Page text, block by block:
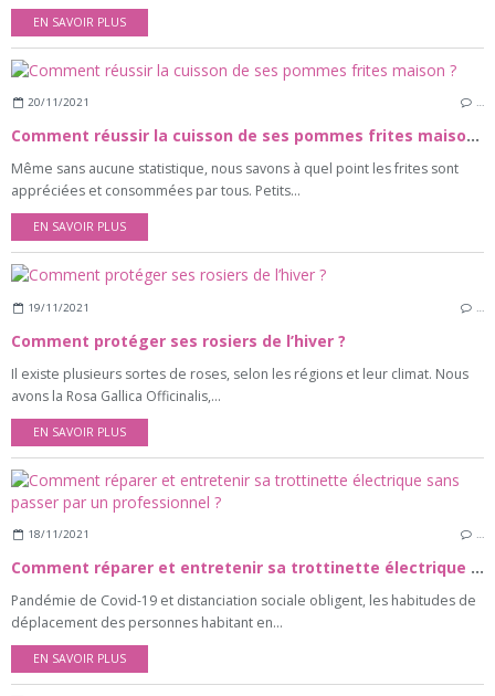
EN SAVOIR PLUS
20/11/2021 …
Comment réussir la cuisson de ses pommes frites maison ?
Même sans aucune statistique, nous savons à quel point les frites sont
appréciées et consommées par tous. Petits...
EN SAVOIR PLUS
19/11/2021 …
Comment protéger ses rosiers de l’hiver ?
Il existe plusieurs sortes de roses, selon les régions et leur climat. Nous
avons la Rosa Gallica Officinalis,...
EN SAVOIR PLUS
18/11/2021 …
Comment réparer et entretenir sa trottinette électrique sans passer par un professionnel ?
Pandémie de Covid-19 et distanciation sociale obligent, les habitudes de
déplacement des personnes habitant en...
EN SAVOIR PLUS